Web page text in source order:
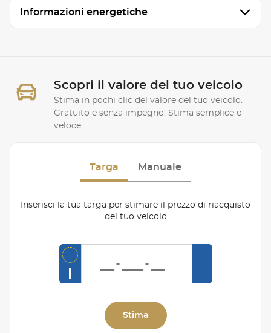
Informazioni energetiche
Scopri il valore del tuo veicolo
Stima in pochi clic del valore del tuo veicolo.
Gratuito e senza impegno. Stima semplice e
veloce.
Targa Manuale
Inserisci la tua targa per stimare il prezzo di riacquisto
del tuo veicolo
Stima